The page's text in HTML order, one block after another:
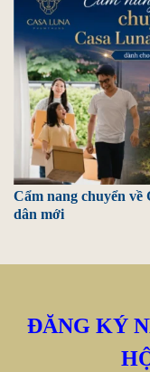
Cẩm nang chuyển
dân mới
ĐĂNG KÝ